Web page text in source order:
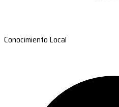
Conocimiento Local